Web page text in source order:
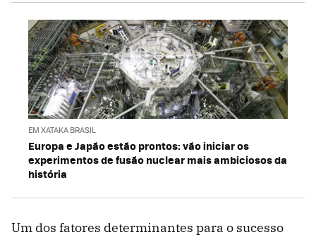
EM XATAKA BRASIL
Europa e Japão estão prontos: vão iniciar os
experimentos de fusão nuclear mais ambiciosos da
história
Um dos fatores determinantes para o sucesso